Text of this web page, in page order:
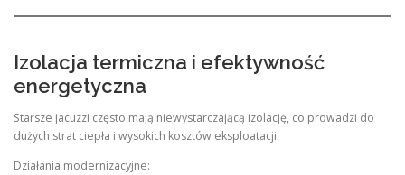
Izolacja termiczna i efektywność
energetyczna
Starsze jacuzzi często mają niewystarczającą izolację, co prowadzi do
dużych strat ciepła i wysokich kosztów eksploatacji.
Działania modernizacyjne: